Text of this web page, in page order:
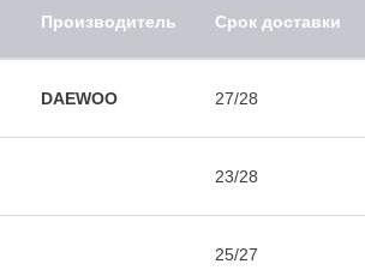
Производитель Срок доставки
DAEWOO 27/28
23/28
25/27